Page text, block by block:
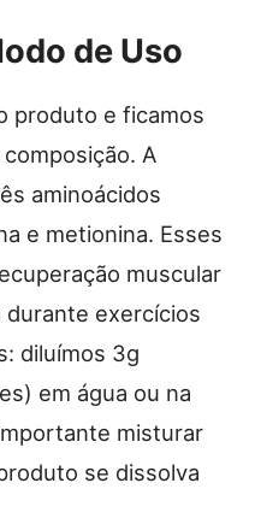
de Uso
produto e ficamos
A
aminoácidos
e metionina. Esses
muscular
durante exercícios
diluímos 3g
em água ou na
misturar
se dissolva